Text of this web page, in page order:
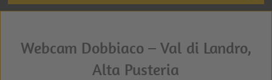
Webcam Dobbiaco – Val di Landro,
Alta Pusteria